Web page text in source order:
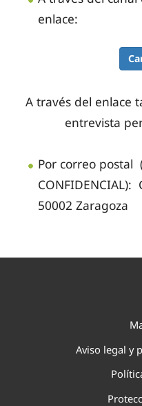
enlace:
A través del enlace
entrevista
Por correo postal
CONFIDENCIAL):
50002 Zaragoza
Aviso legal y